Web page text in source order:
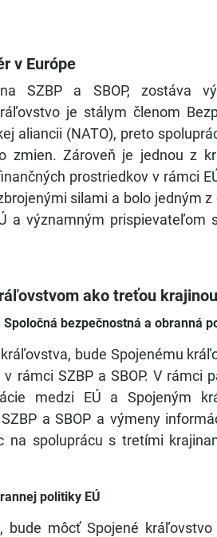
v Európe
SZBP a SBOP, zostáva
je stálym členom
aliancii (NATO), preto
zmien. Zároveň je jednou z
prostriedkov v rámci
silami a bolo jedným z
a významným prispievateľom
ako treťou krajinou
bezpečnostná a obranná
bude Spojenému
rámci SZBP a SBOP. V rámci
medzi EÚ a Spojeným
a SBOP a výmeny
na spoluprácu s tretími
politiky EÚ
bude môcť Spojené kráľovstvo